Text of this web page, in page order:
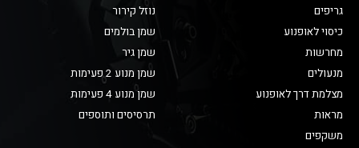
גריפים
כיסוי לאופנוע
מחרשות
מנעולים
מצלמת דרך לאופנוע
מראות
משקפים
נוזל קירור
שמן בולמים
שמן גיר
שמן מנוע 2 פעימות
שמן מנוע 4 פעימות
תרסיסים ותוספים